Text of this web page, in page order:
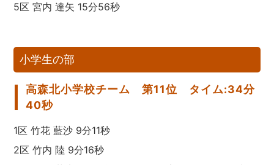
5区 宮内 達矢 15分56秒
小学生の部
高森北小学校チーム 第11位 タイム:34分
40秒
1区 竹花 藍沙 9分11秒
2区 竹内 陸 9分16秒